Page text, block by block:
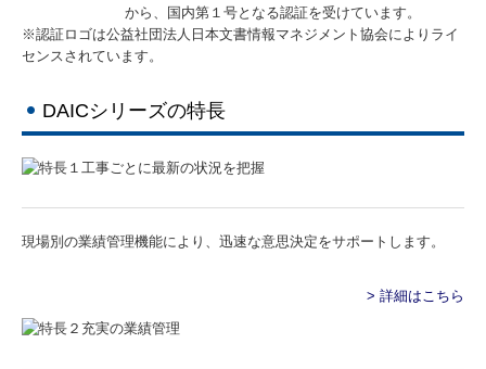
経営者お役立ち情報
募集要項
お問合せ
から、国内第１号となる認証を受けています。
※認証ロゴは公益社団法人日本文書情報マネジメント協会によりライ
センスされています。
DAICシリーズの特長
現場別の業績管理機能により、迅速な意思決定をサポートします。
> 詳細はこちら